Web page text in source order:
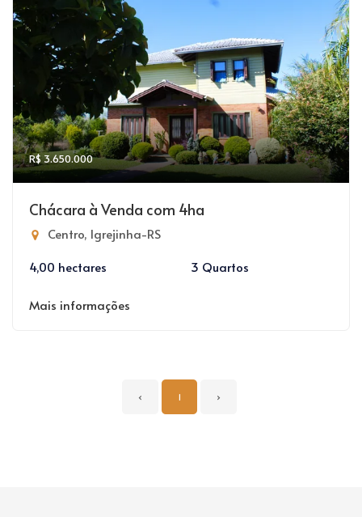
R$ 3.650.000
Chácara à Venda com 4ha
Centro, Igrejinha-RS
4,00 hectares
3 Quartos
Mais informações
‹ 1 ›